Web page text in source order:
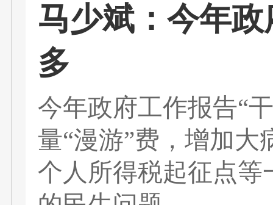
马少斌：今年
多
今年政府工作报告“
量“漫游”费，增加
个人所得税起征点